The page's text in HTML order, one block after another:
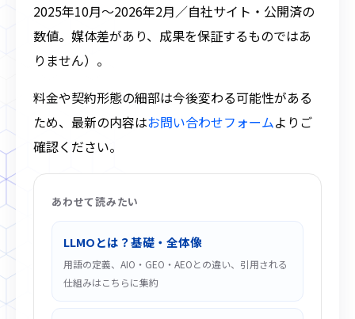
2025年10月〜2026年2月／自社サイト・公開済の
数値。媒体差があり、成果を保証するものではあ
りません）。
料金や契約形態の細部は今後変わる可能性がある
ため、最新の内容はお問い合わせフォームよりご
確認ください。
あわせて読みたい
LLMOとは？基礎・全体像
用語の定義、AIO・GEO・AEOとの違い、引用される
仕組みはこちらに集約